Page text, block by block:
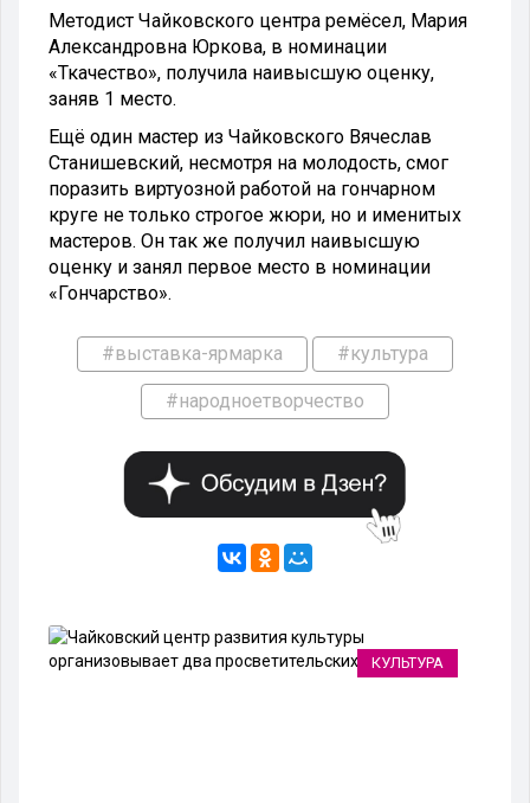
Методист Чайковского центра ремёсел, Мария
Александровна Юркова, в номинации
«Ткачество», получила наивысшую оценку,
заняв 1 место.
Ещё один мастер из Чайковского Вячеслав
Станишевский, несмотря на молодость, смог
поразить виртуозной работой на гончарном
круге не только строгое жюри, но и именитых
мастеров. Он так же получил наивысшую
оценку и занял первое место в номинации
«Гончарство».
#выставка-ярмарка #культура
#народноетворчество
КУЛЬТУРА